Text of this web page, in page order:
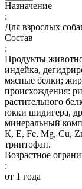
Назначение
:
Для взрослых
Состав
:
Продукты
индейка,
мясные белки;
происхождения:
растительного
юкки шидигера,
минеральный
К, Е, Fe, Mg, Cu,
триптофан.
Возрастное
:
от 1 года